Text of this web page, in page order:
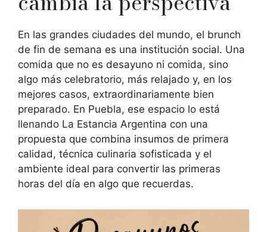
En las grandes ciudades del mundo, el brunch
de fin de semana es una institución social. Una
comida que no es desayuno ni comida, sino
algo más celebratorio, más relajado y, en los
mejores casos, extraordinariamente bien
preparado. En Puebla, ese espacio lo está
llenando La Estancia Argentina con una
propuesta que combina insumos de primera
calidad, técnica culinaria sofisticada y el
ambiente ideal para convertir las primeras
horas del día en algo que recuerdas.